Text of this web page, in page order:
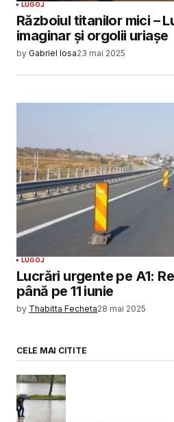
LUGOJ
Războiul titanilor mici –
imaginar și orgolii uriașe
by Gabriel Iosa23 mai 2025
LUGOJ
Lucrări urgente pe A1:
până pe 11 iunie
by Thabitta Fecheta28 mai 2025
CELE MAI CITITE